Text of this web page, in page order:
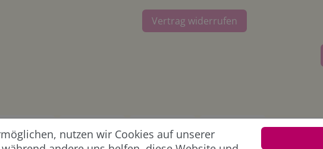
Vertrag widerrufen
nutzen wir Cookies auf unserer